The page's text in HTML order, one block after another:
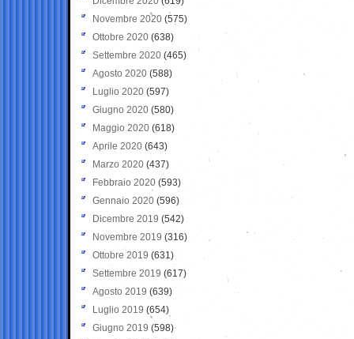
Novembre 2020 (575)
Ottobre 2020 (638)
Settembre 2020(465)
Agosto 2020 (588)
Luglio 2020 (597)
Giugno 2020 (580)
Maggio 2020 (618)
Aprile 2020 (643)
Marzo 2020 (437)
Febbraio 2020 (593)
Gennaio 2020 (596)
Dicembre 2019 (542)
Novembre 2019 (316)
Ottobre 2019 (631)
Settembre 2019 (617)
Agosto 2019 (639)
Luglio 2019 (654)
Giugno 2019 (598)